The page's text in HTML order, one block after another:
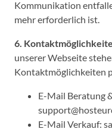
Kommunikation
mehr erforderlich ist.
6.
unserer Webseite
Kontaktmöglichkeiten
E-Mail Beratung
E-Mail Verkauf: